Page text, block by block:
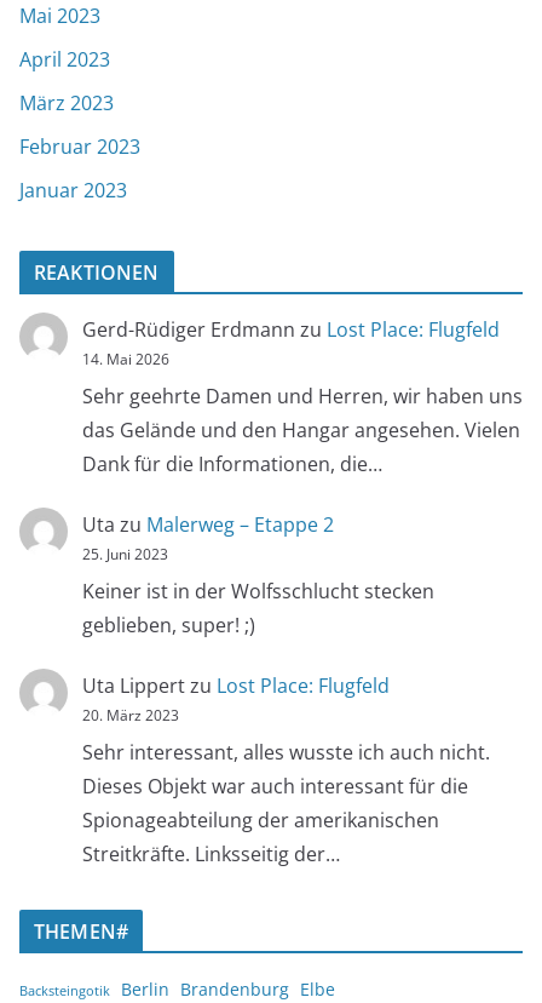
Mai 2023
April 2023
März 2023
Februar 2023
Januar 2023
REAKTIONEN
Gerd-Rüdiger Erdmann zu Lost Place: Flugfeld
14. Mai 2026
Sehr geehrte Damen und Herren, wir haben uns
das Gelände und den Hangar angesehen. Vielen
Dank für die Informationen, die…
Uta zu Malerweg – Etappe 2
25. Juni 2023
Keiner ist in der Wolfsschlucht stecken
geblieben, super! ;)
Uta Lippertzu Lost Place: Flugfeld
20. März 2023
Sehr interessant, alles wusste ich auch nicht.
Dieses Objekt war auch interessant für die
Spionageabteilung der amerikanischen
Streitkräfte. Linksseitig der…
THEMEN#
Backsteingotik Berlin Brandenburg Elbe